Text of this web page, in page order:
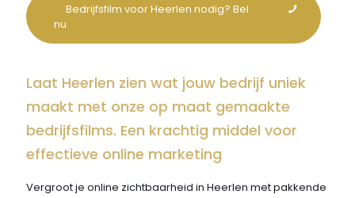
Bedrijfsfilm voor Heerlen nodig? Bel
nu
Laat Heerlen zien wat jouw bedrijf uniek
maakt met onze op maat gemaakte
bedrijfsfilms. Een krachtig middel voor
effectieve online marketing
Vergroot je online zichtbaarheid in Heerlen met pakkende